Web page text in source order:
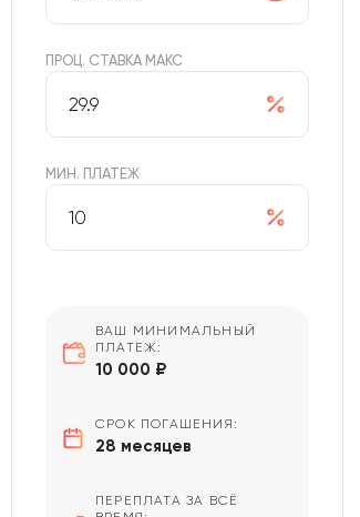
ПРОЦ. СТАВКА МАКС
МИН. ПЛАТЕЖ
ВАШ МИНИМАЛЬНЫЙ
ПЛАТЕЖ:
10 000 ₽
СРОК ПОГАШЕНИЯ:
28 месяцев
ПЕРЕПЛАТА ЗА ВСЁ